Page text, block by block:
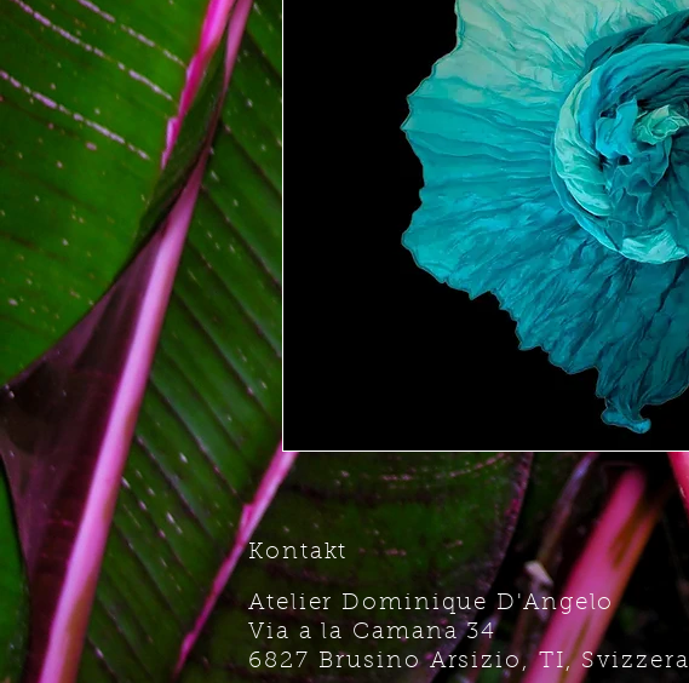
Kontakt
Atelier Dominique D'Angelo
Via a la Camana 34
6827 Brusino Arsizio, TI, Svizzera